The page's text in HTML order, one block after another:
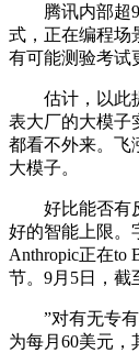
腾讯内部超
式，正在编程场
有可能测验考试
估计，以此提
表大厂的大模子
都看不外来。飞
大模子。
好比能否有反
好的智能上限。
Anthropic正在to
节。9月5日，截
”对有无专有
为每月60美元